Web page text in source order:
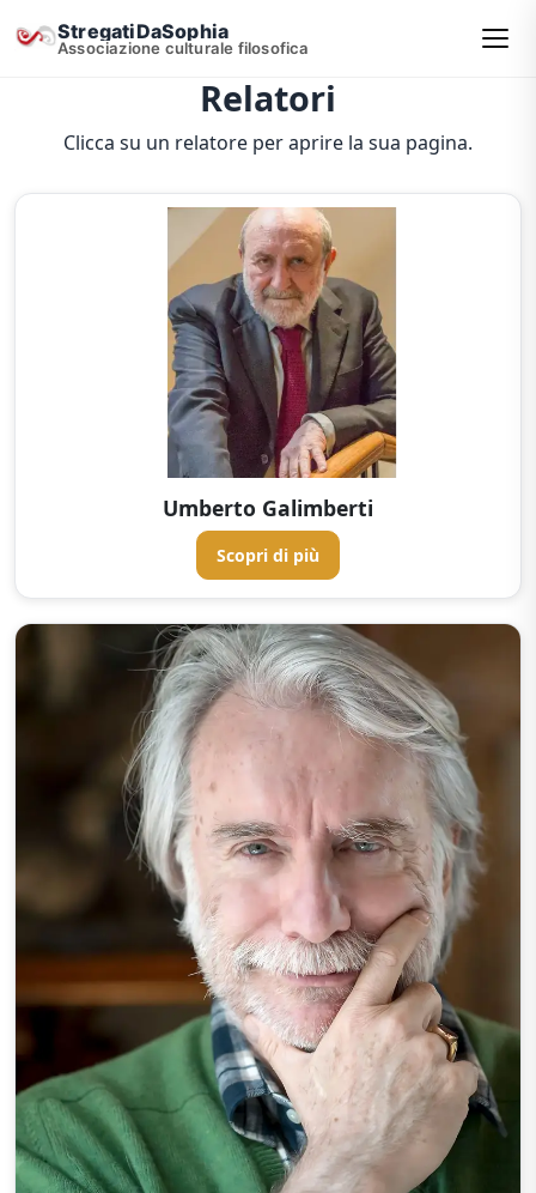
StregatiDaSophia
Associazione culturale filosofica
Relatori
Clicca su un relatore per aprire la sua pagina.
Umberto Galimberti
Scopri di più